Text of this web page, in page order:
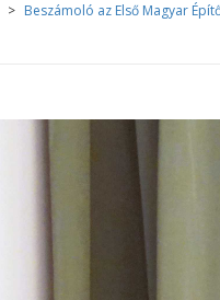
> Beszámoló az Első Magyar